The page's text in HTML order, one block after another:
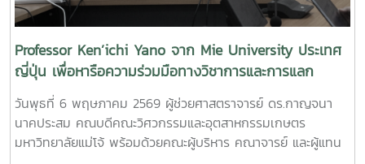
Professor Ken’ichi Yano จาก Mie University ประเทศ
ญี่ปุ่น เพื่อหารือความร่วมมือทางวิชาการและการแลก
เปลี่ยนนักศึกษา
วันพุธที่ 6 พฤษภาคม 2569 ผู้ช่วยศาสตราจารย์ ดร.กาญจนา
นาคประสม คณบดีคณะวิศวกรรมและอุตสาหกรรมเกษตร
มหาวิทยาลัยแม่โจ้ พร้อมด้วยคณะผู้บริหาร คณาจารย์ และผู้แทน